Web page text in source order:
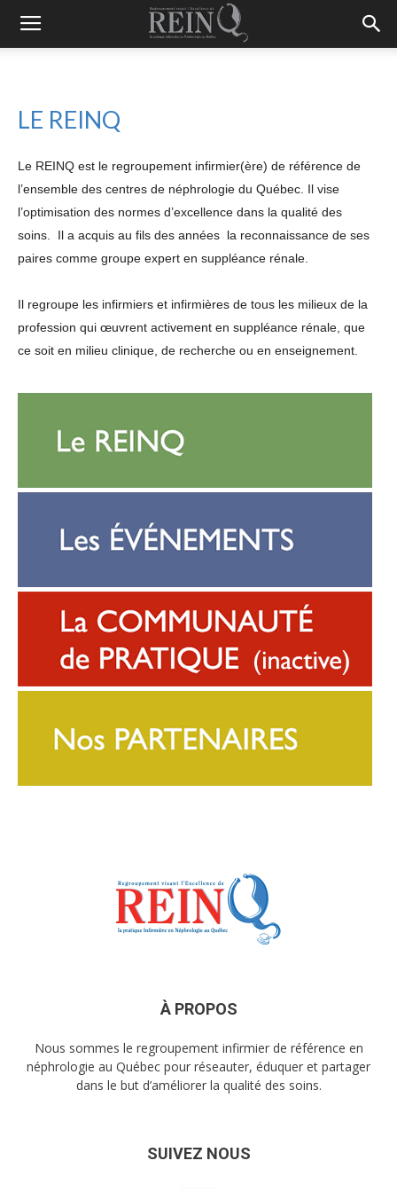
LE REINQ
Le REINQ est le regroupement infirmier(ère) de référence de
l’ensemble des centres de néphrologie du Québec. Il vise
l’optimisation des normes d’excellence dans la qualité des
soins. Il a acquis au fils des années la reconnaissance de ses
paires comme groupe expert en suppléance rénale.
Il regroupe les infirmiers et infirmières de tous les milieux de la
profession qui œuvrent activement en suppléance rénale, que
ce soit en milieu clinique, de recherche ou en enseignement.
À PROPOS
Nous sommes le regroupement infirmier de référence en
néphrologie au Québec pour réseauter, éduquer et partager
dans le but d’améliorer la qualité des soins.
SUIVEZ NOUS